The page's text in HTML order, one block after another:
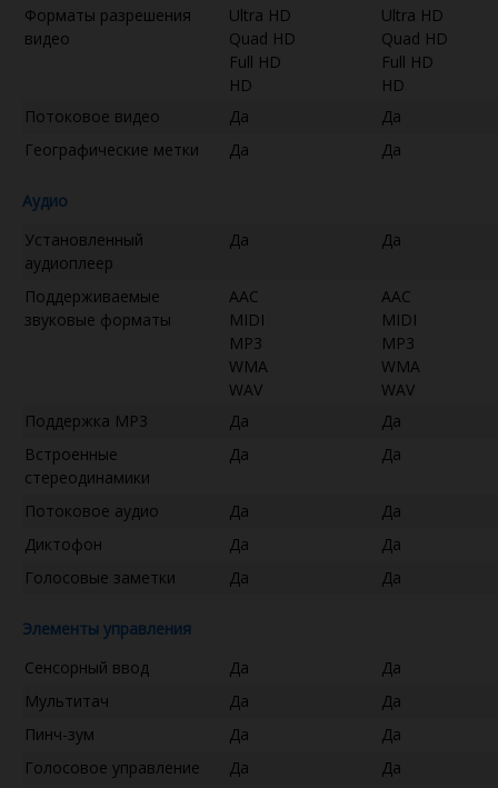
Форматы разрешения
видео
Ultra HD
Quad HD
Full HD
HD
Ultra HD
Quad HD
Full HD
HD
Потоковое видео
Да
Да
Географические метки
Да Да
Аудио
Установленный
аудиоплеер
Да Да
Поддерживаемые
звуковые форматы
AAC
MIDI
MP3
WMA
WAV
AAC
MIDI
MP3
WMA
WAV
Поддержка MP3
Да
Да
Встроенные
стереодинамики
Да Да
Потоковое аудио Да
Да
Диктофон
Да
Да
Голосовые заметки
Да Да
Элементы управления
Сенсорный ввод
Да
Да
Мультитач
Да
Да
Пинч-зум
Да
Да
Голосовое управление
Да
Да